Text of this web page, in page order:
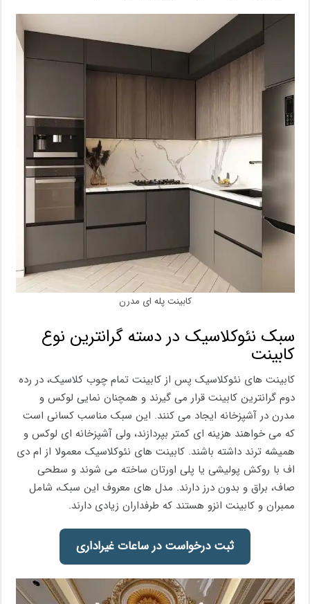
کابینت پله ای مدرن
سبک نئوکلاسیک در دسته گرانترین نوع
کابینت
کابینت های نئوکلاسیک پس از کابینت تمام چوب کلاسیک، در رده
دوم گرانترین کابینت قرار می گیرند و همچنان نمایی لوکس و
مدرن در آشپزخانه ایجاد می کنند. این سبک مناسب کسانی است
که می خواهند هزینه ای کمتر بپردازند، ولی آشپزخانه ای لوکس و
همیشه ترند داشته باشند. کابینت های نئوکلاسیک معمولا از ام دی
اف با روکش پولیشی یا پلی اورتان ساخته می شوند و سطحی
صاف، براق و بدون درز دارند. مدل های معروف این سبک، شامل
ممبران و کابینت انزو هستند که طرفداران زیادی دارند.
ثبت درخواست در ساعات غیراداری